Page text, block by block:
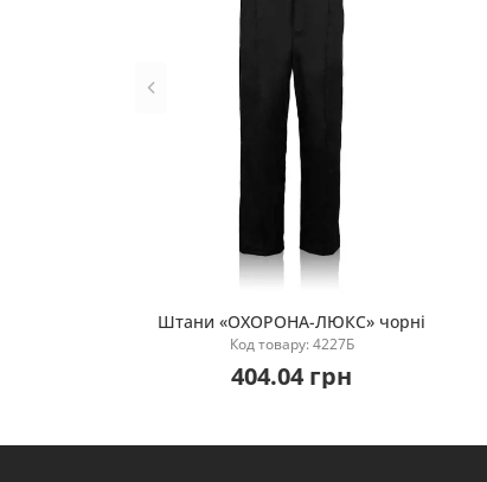
Купити
Штани «ОХОРОНА-ЛЮКС» чорні
Код товару: 4227Б
404.04 грн